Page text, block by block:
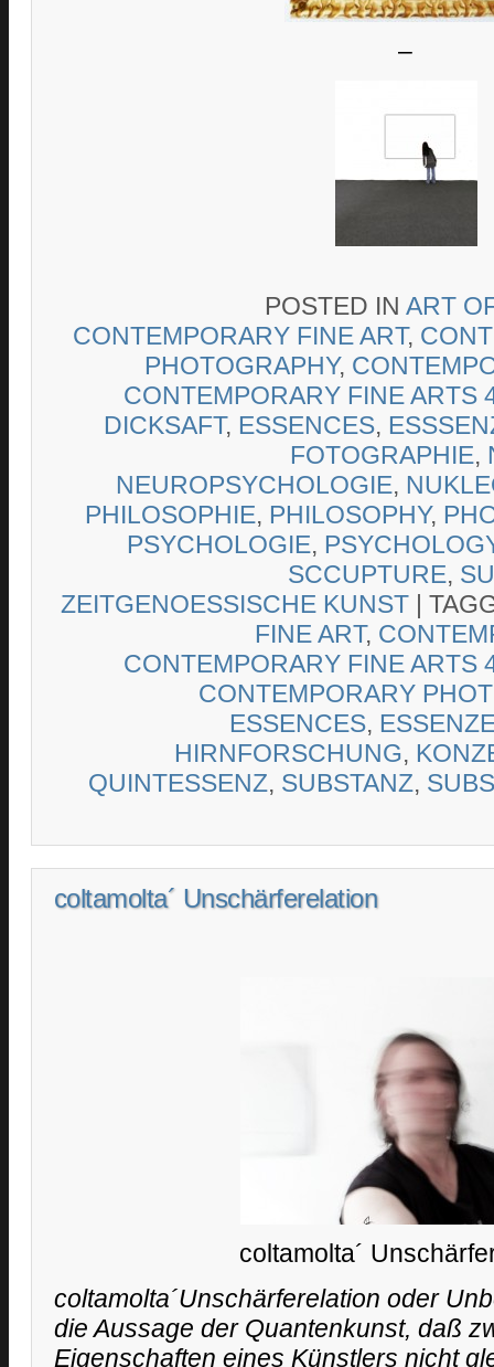
–
POSTED IN ART
CONTEMPORARY FINE ART,
PHOTOGRAPHY,
CONTEMPORARY FINE ARTS
DICKSAFT, ESSENCES,
FOTOGRAPHIE,
NEUROPSYCHOLOGIE,
PHILOSOPHIE, PHILOSOPHY,
PSYCHOLOGIE,
SCCUPTURE,
ZEITGENOESSISCHE KUNST |
FINE ART,
CONTEMPORARY FINE ARTS
CONTEMPORARY
ESSENCES,
HIRNFORSCHUNG,
QUINTESSENZ, SUBSTANZ,
coltamolta´ Unschärferelation
coltamolta´
coltamolta´Unschärferelation oder
die Aussage der Quantenkunst, daß
Eigenschaften eines Künstlers nicht